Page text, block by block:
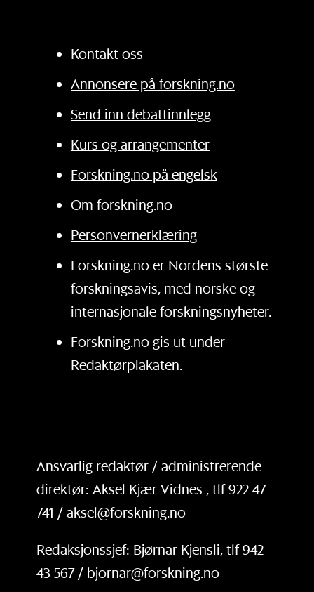
Kontakt oss
Annonsere på forskning.no
Send inn debattinnlegg
Kurs og arrangementer
Forskning.no på engelsk
Om forskning.no
Personvernerklæring
Forskning.no er Nordens største
forskningsavis, med norske og
internasjonale forskningsnyheter.
Forskning.no gis ut under
Redaktørplakaten.
Ansvarlig redaktør / administrerende
direktør: Aksel Kjær Vidnes , tlf 922 47
741 / aksel@forskning.no
Redaksjonssjef: Bjørnar Kjensli, tlf 942
43 567 / bjornar@forskning.no